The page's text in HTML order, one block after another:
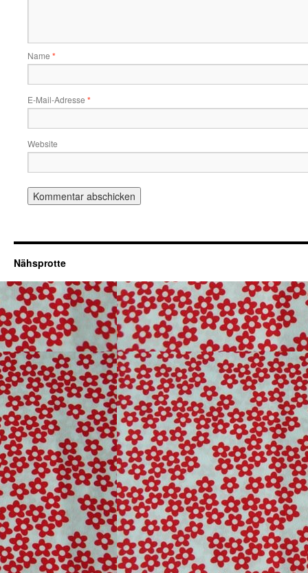
Name *
E-Mail-Adresse *
Website
Nähsprotte